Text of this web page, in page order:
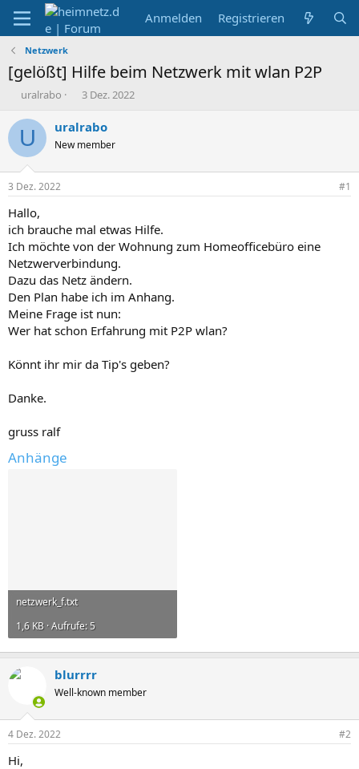
Anmelden Registrieren
Netzwerk
[gelößt] Hilfe beim Netzwerk mit wlan P2P
E
s
l
e
r
uralrabo
E
s
e
t
3 Dez. 2022
U uralrabo
New member
3 Dez. 2022 #1
Hallo,
ich brauche mal etwas Hilfe.
Ich möchte von der Wohnung zum Homeofficebüro eine
Netzwerverbindung.
Dazu das Netz ändern.
Den Plan habe ich im Anhang.
Meine Frage ist nun:
Wer hat schon Erfahrung mit P2P wlan?
Könnt ihr mir da Tip's geben?
Danke.
gruss ralf
Anhänge
netzwerk_f.txt
1,6 KB · Aufrufe: 5
blurrrr
Well-known member
4 Dez. 2022 #2
Hi,